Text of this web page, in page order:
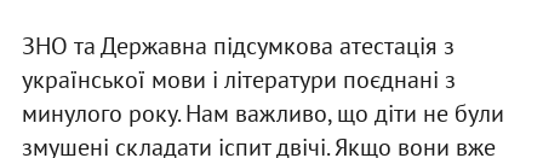
ЗНО та Державна підсумкова атестація з
української мови і літератури поєднані з
минулого року. Нам важливо, що діти не були
змушені складати іспит двічі. Якщо вони вже